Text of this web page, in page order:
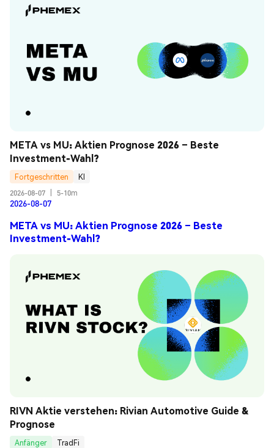
META vs MU: Aktien Prognose 2026 – Beste
Investment-Wahl?
Fortgeschritten
KI
2026-08-07
5-10m
2026-08-07
META vs MU: Aktien Prognose 2026 – Beste
Investment-Wahl?
RIVN Aktie verstehen: Rivian Automotive Guide &
Prognose
Anfänger
TradFi